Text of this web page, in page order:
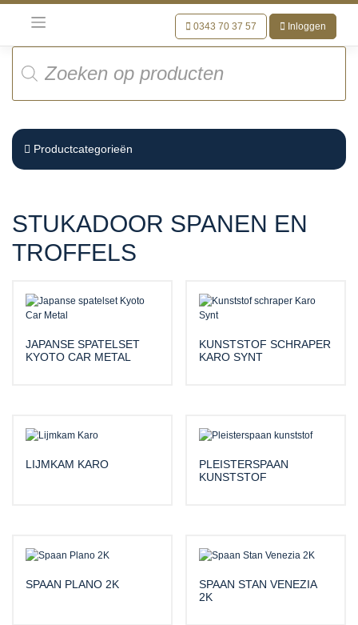
0343 70 37 57 Inloggen
Producten
Productcategorieën
STUKADOOR SPANEN EN
TROFFELS
JAPANSE SPATELSET
KYOTO CAR METAL
KUNSTSTOF SCHRAPER
KARO SYNT
LIJMKAM KARO
PLEISTERSPAAN
KUNSTSTOF
SPAAN PLANO 2K
SPAAN STAN VENEZIA
2K